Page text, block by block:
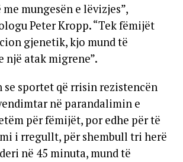
mungesën e lëvizjes”,
Peter Kropp. “Tek fëmijët
gjenetik, kjo mund të
një atak migrene”.
se sportet që rrisin rezistencën
në parandalimin e
për fëmijët, por edhe për të
i rregullt, për shembull tri herë
në 45 minuta, mund të